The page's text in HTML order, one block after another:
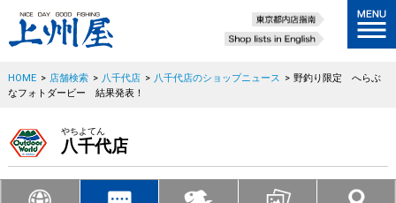
HOME > 店舗検索 > 八千代店 > 八千代店のショップニュース > 野釣り限定 へらぶ
なフォトダービー 結果発表！
やちよてん
八千代店